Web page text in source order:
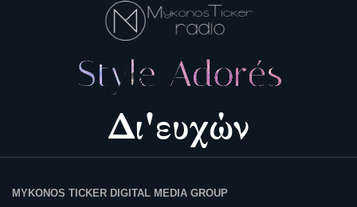
MYKONOS TICKER DIGITAL MEDIA GROUP